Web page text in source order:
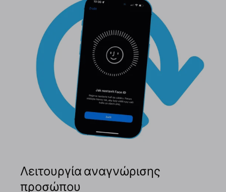
Λειτουργία αναγνώρισης
προσώπου